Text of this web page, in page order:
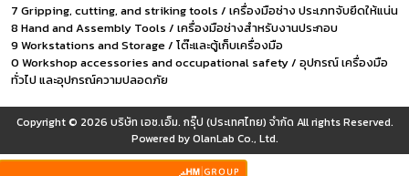
7 Gripping, cutting, and striking tools / เครื่องมือช่าง ประเภทจับยึดให้แน่น
8 Hand and Assembly Tools / เครื่องมือช่างสำหรับงานประกอบ
9 Workstations and Storage / โต๊ะและตู้เก็บเครื่องมือ
0 Workshop accessories and occupational safety / อุปกรณ์ เครื่องมือ
ทั่วไป และอุปกรณ์ความปลอดภัย
Copyright © 2026 บริษัท เอช.เอ็ม. กรุ๊ป (ประเทศไทย) จำกัด All rights Reserved.
Powered byOlanLab Co., Ltd.